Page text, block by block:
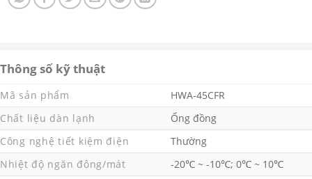
Thông số kỹ thuật
Mã sản phẩm
HWA-45CFR
Chất liệu dàn lạnh
Ống đồng
Công nghệ tiết kiệm điện
Thường
Nhiệt độ ngăn đông/mát
-20℃ ~ -10℃; 0℃ ~ 10℃